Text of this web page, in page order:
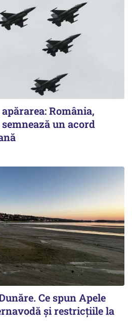
România,
un acord
Ce spun Apele
și restricțiile la